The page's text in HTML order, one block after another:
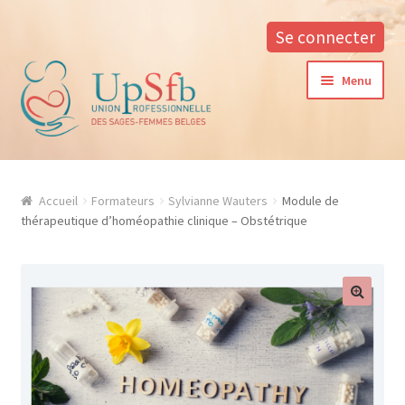
Se connecter
Aller
à
la
navigation
Aller
au
contenu
Menu
A propos
La formation continue à l’UPSfB
Procédure d’inscription
Conditions générales
Contacter notre responsable des formations
Accueil Formateurs Sylvianne Wauters
Module de
thérapeutique d’homéopathie clinique – Obstétrique